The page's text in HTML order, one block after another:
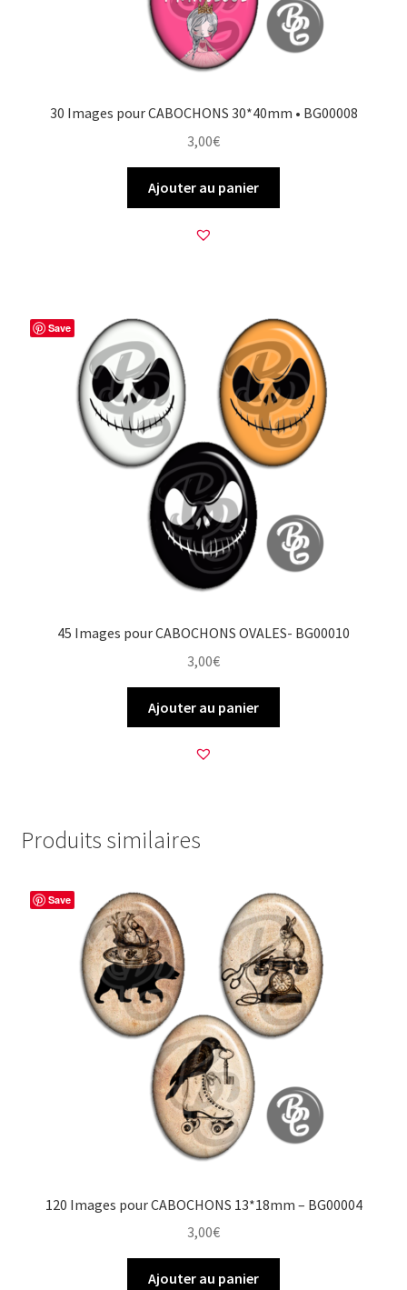
30 Images pour CABOCHONS 30*40mm • BG00008
3,00€
Ajouter au panier
Save
45 Images pour CABOCHONS OVALES- BG00010
3,00€
Ajouter au panier
Produits similaires
Save
120 Images pour CABOCHONS 13*18mm – BG00004
3,00€
Ajouter au panier